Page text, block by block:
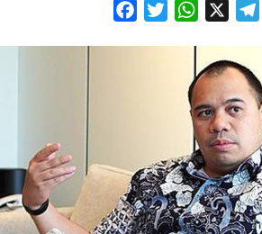
FacebookTwitterWhatsApp